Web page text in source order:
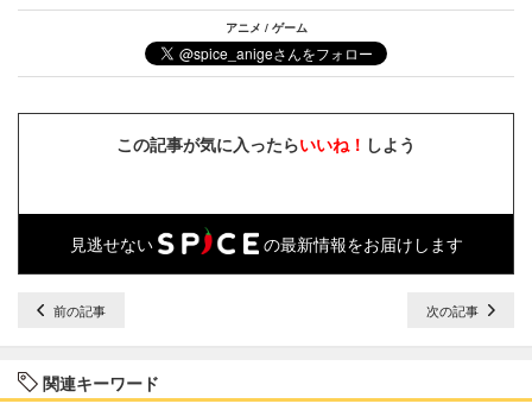
アニメ / ゲーム
この記事が気に入ったらいいね！ しよう
見逃せない の最新情報をお届けします
前の記事 次の記事
関連キーワード